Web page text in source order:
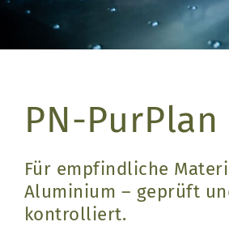
Kontakt
PN-PurPlan
Für empfindliche
Aluminium – geprüft
kontrolliert.